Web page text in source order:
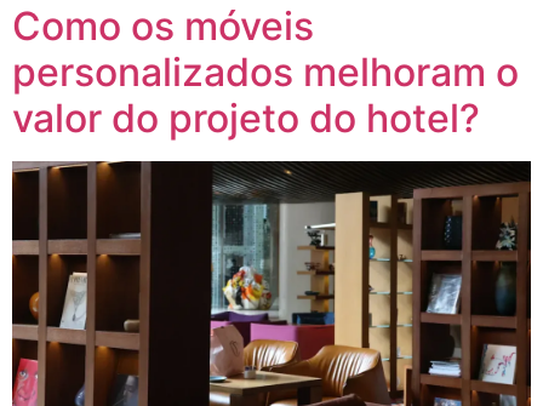
Como os móveis
personalizados melhoram o
valor do projeto do hotel?